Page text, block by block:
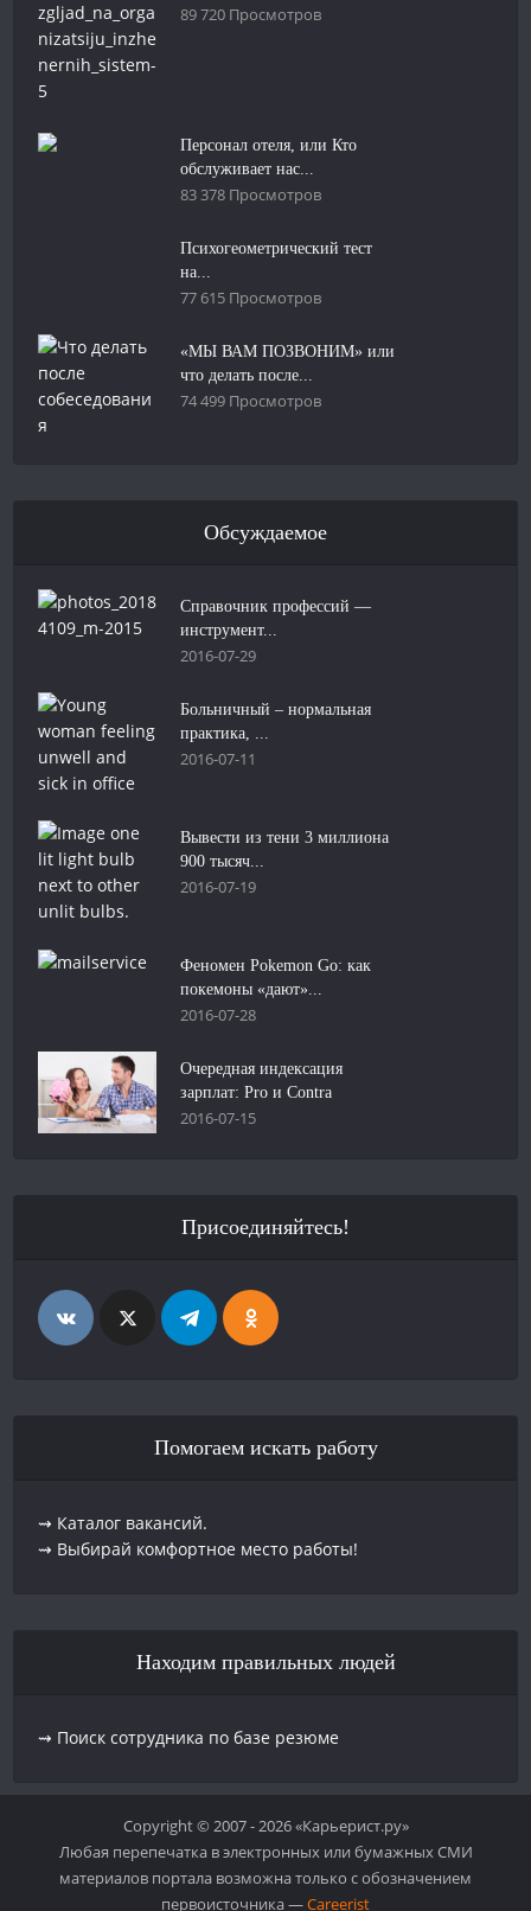
89 720 Просмотров
Персонал отеля, или Кто
обслуживает нас...
83 378 Просмотров
Психогеометрический тест
на...
77 615 Просмотров
«МЫ ВАМ ПОЗВОНИМ» или
что делать после...
74 499 Просмотров
Обсуждаемое
Справочник профессий —
инструмент...
2016-07-29
Больничный – нормальная
практика, ...
2016-07-11
Вывести из тени 3 миллиона
900 тысяч...
2016-07-19
Феномен Pokemon Go: как
покемоны «дают»...
2016-07-28
Очередная индексация
зарплат: Pro и Contra
2016-07-15
Присоединяйтесь!
Помогаем искать работу
⇝ Каталог вакансий.
⇝ Выбирай комфортное место работы!
Находим правильных людей
⇝ Поиск сотрудника по базе резюме
Copyright © 2007 - 2026 «Карьерист.ру»
Любая перепечатка в электронных или бумажных СМИ
материалов портала возможна только с обозначением
первоисточника —Careerist